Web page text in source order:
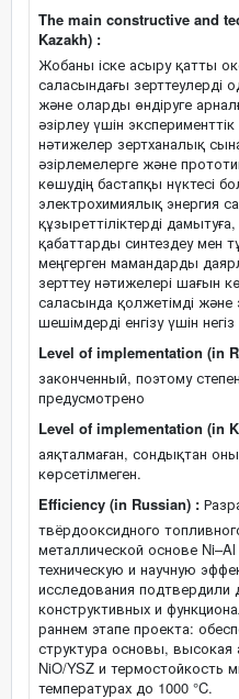
The main constructive and
Kazakh) :
Жобаны іске асыру қатты
саласындағы зерттеулерді
және оларды өндіруге
әзірлеу үшін
нәтижелер зертханалық
әзірлемелерге және
көшудің бастапқы нүктесі
электрохимиялық энергия
құзыреттіліктерді
қабаттарды синтездеу мен
меңгерген мамандарды
зерттеу нәтижелері шағын
саласында қолжетімді және
шешімдерді енгізу үшін
Level of implementation (in
законченный, поэтому
предусмотрено
Level of implementation (in
аяқталмаған, сондықтан оны
көрсетілмеген.
Efficiency (in Russian) :
твёрдооксидного
металлической основе
техническую и научную
исследования
конструктивных и
раннем этапе проекта:
структура основы, высокая
NiO/YSZ и термостойкость
температурах до 1000 °C.